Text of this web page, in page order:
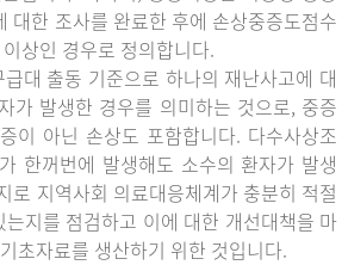
대한 조사를 완료한 후에 손상중증도점수
상인 경우로 정의합니다.
대 출동 기준으로 하나의 재난사고에 대
가 발생한 경우를 의미하는 것으로, 중증
이 아닌 손상도 포함합니다. 다수사상조
한꺼번에 발생해도 소수의 환자가 발생
로 지역사회 의료대응체계가 충분히 적절
지를 점검하고 이에 대한 개선대책을 마
초자료를 생산하기 위한 것입니다.